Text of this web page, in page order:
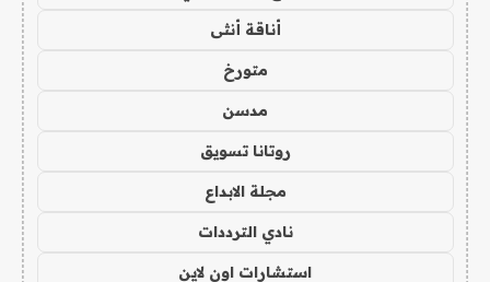
أناقة أنثى
متورخ
مدسن
روتانا تسويق
مجلة الابداع
نادي الترددات
استشارات اون لاين